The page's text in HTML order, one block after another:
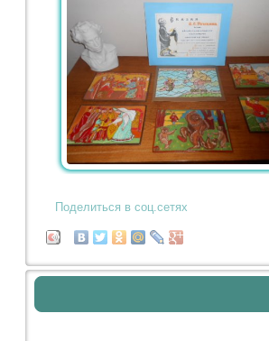
Поделиться в соц.сетях